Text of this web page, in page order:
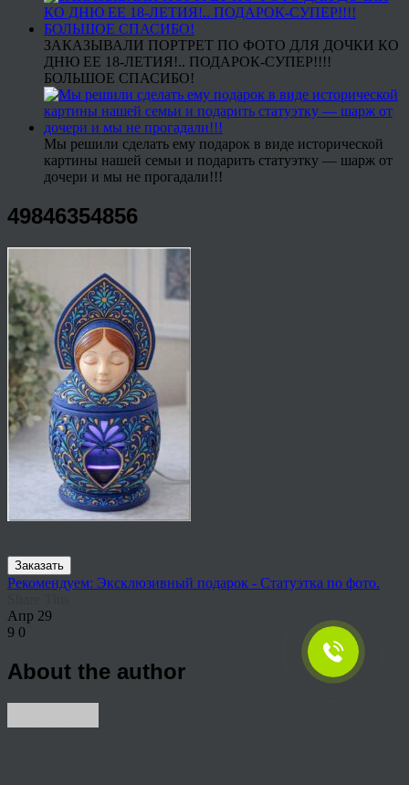
ЗАКАЗЫВАЛИ ПОРТРЕТ ПО ФОТО ДЛЯ ДОЧКИ КО
ДНЮ ЕЕ 18-ЛЕТИЯ!.. ПОДАРОК-СУПЕР!!!!
БОЛЬШОЕ СПАСИБО!
Мы решили сделать ему подарок в виде исторической
картины нашей семьи и подарить статуэтку — шарж от
дочери и мы не прогадали!!!
49846354856
Заказать
Рекомендуем: Эксклюзивный подарок - Статуэтка по фото.
Апр 29
9 0
About the author